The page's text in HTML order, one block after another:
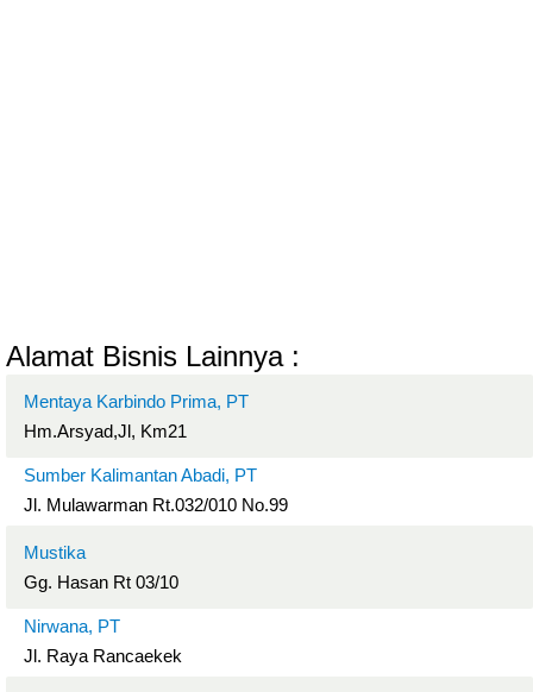
Alamat Bisnis Lainnya :
Mentaya Karbindo Prima, PT
Hm.Arsyad,Jl, Km21
Sumber Kalimantan Abadi, PT
Jl. Mulawarman Rt.032/010 No.99
Mustika
Gg. Hasan Rt 03/10
Nirwana, PT
Jl. Raya Rancaekek